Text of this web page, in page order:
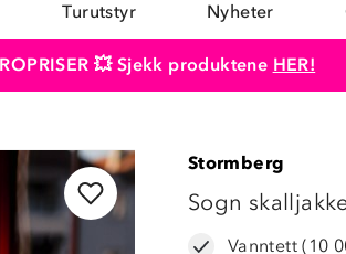
Turutstyr Nyheter
💥 Sjekk produktene HER!
Stormberg
Sogn
Vanntett (10